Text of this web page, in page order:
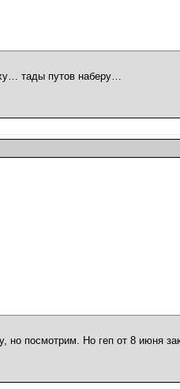
тады путов наберу…
но посмотрим. Но геп от 8 июня